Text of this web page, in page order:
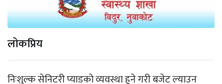
लोकप्रिय
निःशुल्क सेनिटरी प्याडको व्यवस्था हुने गरी बजेट ल्याउन